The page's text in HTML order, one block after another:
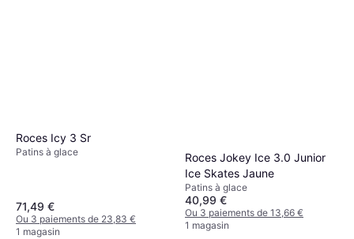
Roces Icy 3 Sr
Patins à glace
71,49 €
Ou 3 paiements de 23,83 €
1 magasin
Roces Jokey Ice 3.0 Junior
Ice Skates Jaune
Patins à glace
40,99 €
Ou 3 paiements de 13,66 €
1 magasin